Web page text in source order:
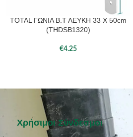
ΠΡΟΣΘΉΚΗ ΣΤΟ ΚΑΛΆΘΙ
TOTAL ΓΩΝΙΑ Β.Τ ΛΕΥΚΗ 33 Χ 50cm
(THDSB1320)
€4.25
Χρήσιμοι Σύνδεσμοι